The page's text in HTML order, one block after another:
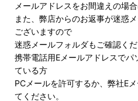
メールアドレスをお間違えの場
また、弊店からのお返事が迷惑
ございますので
迷惑メールフォルダもご確認くだ
携帯電話用Eメールアドレスでパ
ている方
PCメールを許可するか、弊社E
てください。